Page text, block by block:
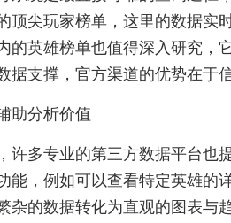
顶尖玩家榜单，这里的数据实
的英雄榜单也值得深入研究，
据支撑，官方渠道的优势在于
助分析价值
许多专业的第三方数据平台也
能，例如可以查看特定英雄的
杂的数据转化为直观的图表与